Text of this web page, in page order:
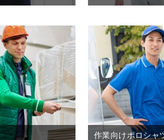
作業向けポロシャ